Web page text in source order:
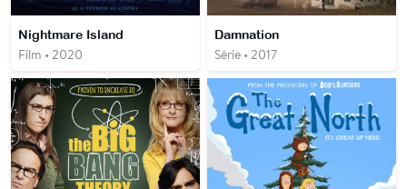
Nightmare Island
Film • 2020
Damnation
Série • 2017